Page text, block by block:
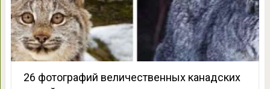
26 фотографий величественных канадских